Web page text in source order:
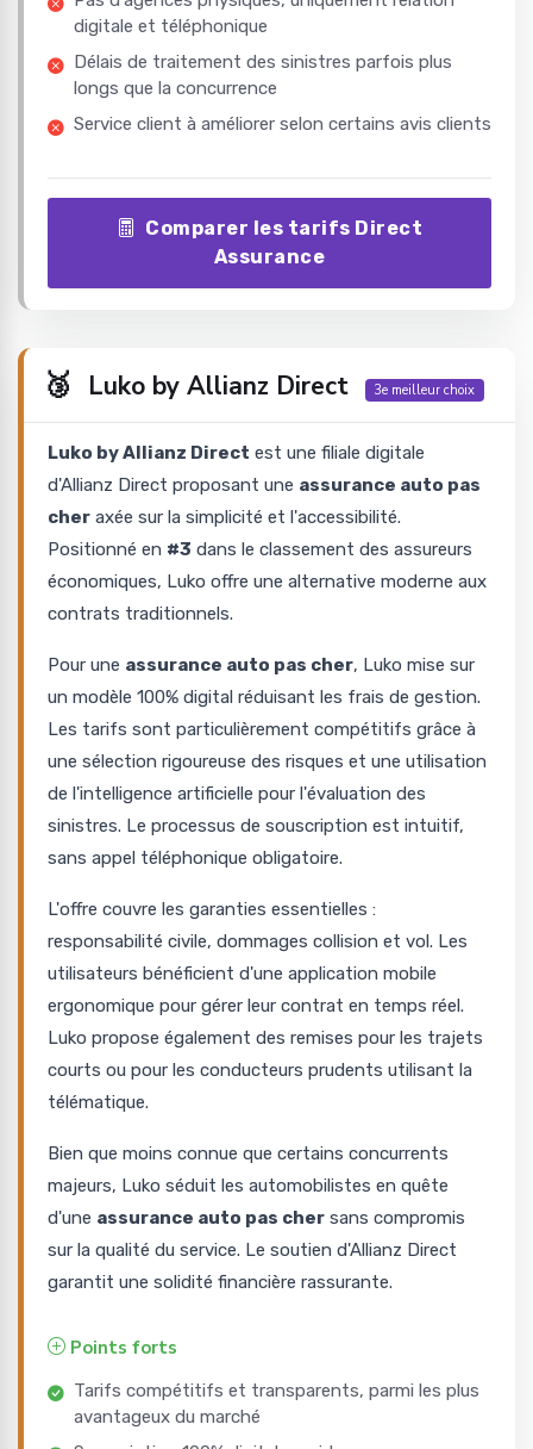
digitale et téléphonique
Délais de traitement des sinistres parfois plus
longs que la concurrence
Service client à améliorer selon certains avis clients
Comparer les tarifs Direct
Assurance
🥉 Luko by Allianz Direct 3e meilleur choix
Luko by Allianz Direct est une filiale digitale
d'Allianz Direct proposant une assurance auto pas
cher axée sur la simplicité et l'accessibilité.
Positionné en #3 dans le classement des assureurs
économiques, Luko offre une alternative moderne aux
contrats traditionnels.
Pour une assurance auto pas cher, Luko mise sur
un modèle 100% digital réduisant les frais de gestion.
Les tarifs sont particulièrement compétitifs grâce à
une sélection rigoureuse des risques et une utilisation
de l'intelligence artificielle pour l'évaluation des
sinistres. Le processus de souscription est intuitif,
sans appel téléphonique obligatoire.
L'offre couvre les garanties essentielles :
responsabilité civile, dommages collision et vol. Les
utilisateurs bénéficient d'une application mobile
ergonomique pour gérer leur contrat en temps réel.
Luko propose également des remises pour les trajets
courts ou pour les conducteurs prudents utilisant la
télématique.
Bien que moins connue que certains concurrents
majeurs, Luko séduit les automobilistes en quête
d'une assurance auto pas cher sans compromis
sur la qualité du service. Le soutien d'Allianz Direct
garantit une solidité financière rassurante.
Points forts
Tarifs compétitifs et transparents, parmi les plus
avantageux du marché